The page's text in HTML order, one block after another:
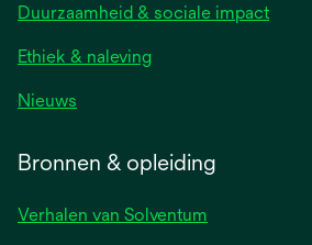
Duurzaamheid & sociale impact
Ethiek & naleving
Nieuws
Bronnen & opleiding
Verhalen van Solventum